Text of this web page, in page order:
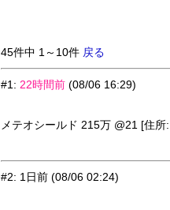
45件中 1～10件 戻る
#1: 22時間前 (08/06 16:29)
メテオシールド 215万 @21 [住
#2: 1日前 (08/06 02:24)